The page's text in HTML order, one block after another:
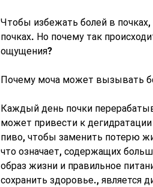
Чтобы избежать болей в
почках. Но почему так
ощущения?
Почему моча может вызывать
Каждый день почки
может привести к
пиво, чтобы заменить потерю
что означает, содержащих
образ жизни и правильное
сохранить здоровье., является